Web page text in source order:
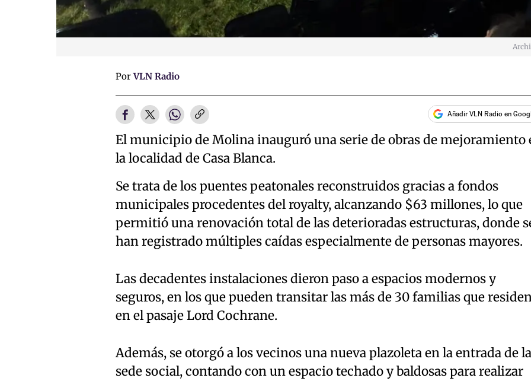
PorVLN Radio
Añadir VLN Radio en
El municipio de Molina inauguró una serie de obras de mejoramiento
la localidad de Casa Blanca.
Se trata de los puentes peatonales reconstruidos gracias a fondos
municipales procedentes del royalty, alcanzando $63 millones, lo que
permitió una renovación total de las deterioradas estructuras, donde
han registrado múltiples caídas especialmente de personas mayores.
Las decadentes instalaciones dieron paso a espacios modernos y
seguros, en los que pueden transitar las más de 30 familias que
en el pasaje Lord Cochrane.
Además, se otorgó a los vecinos una nueva plazoleta en la entrada de la
sede social, contando con un espacio techado y baldosas para realizar